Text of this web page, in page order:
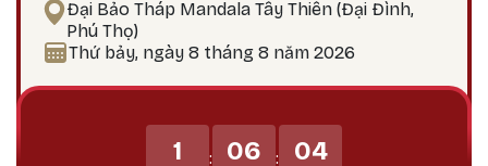
hướng tới giác ngộ Tại sao nên thực hành vào
ngày 25? Theo lịch Kim Cương Thừa, ngày 25 là
Phật Bản Tôn Mẫu Tính.
Đại Bảo Tháp Mandala Tây Thiên (Đại Đình,
Phú Thọ)
Thứ bảy, ngày 8 tháng 8 năm 2026
1 : 06 : 04